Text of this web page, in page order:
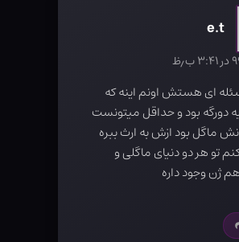
e.t
ای هستش اونم اینه که
دورگه بود و حداقل میتونست
ماگل بود ازش به ارث ببره
تو هر دو دنیای ماگلی و
ژن وجود داره